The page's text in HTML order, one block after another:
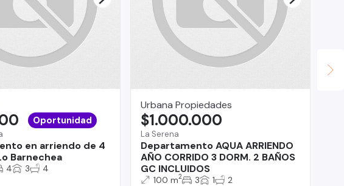
en arriendo de 4
Barnechea
Oportunidad
4 3 4
Urbana Propiedades
La Serena
Departamento AQUA ARRIENDO
AÑO CORRIDO 3 DORM. 2 BAÑOS
GC INCLUIDOS
$1.000.000
100 m2 3 1 2